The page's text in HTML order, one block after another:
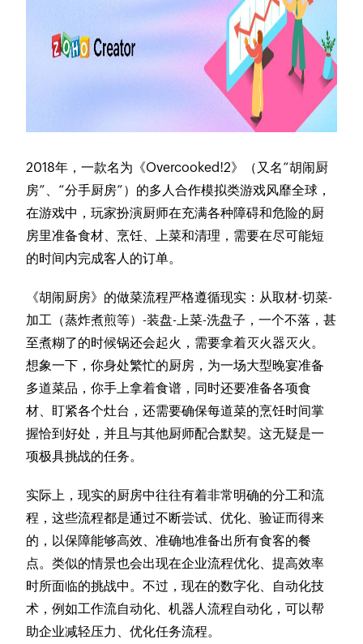
2018年，一款名为《Overcooked!2》（又名“胡闹厨
房”、“分手厨房”）的多人合作模拟类游戏风靡全球，
在游戏中，玩家扮演厨师在充满各种障碍和危险的厨
房里准备食材、烹饪、上菜和清理，需要在尽可能短
的时间内完成客人的订单。
《胡闹厨房》的做菜流程严格遵循现实：从取材-切菜-
加工（蒸炸煮煎等）-装盘-上菜-洗盘子，一个不落，甚
至煮糊了的时候锅还会起火，需要拿着灭火器灭火。
想象一下，你身处繁忙的厨房，为一场大型晚宴准备
多道菜品，你手上拿着食谱，同时还要准备各项食
材、盯紧各个灶台，还需要确保每道菜的烹饪时间掌
握恰到好处，并且与其他厨师配合默契。这无疑是一
项极具挑战的任务。
实际上，现实的厨房中往往有着非常明确的分工和流
程，这些流程都是通过不断尝试、优化、验证而得来
的，以保障能够高效、准确地准备出所有食客的餐
点。类似的情景也会出现在企业流程优化、提高效率
时所面临的挑战中。不过，现在的数字化、自动化技
术，例如工作流自动化、机器人流程自动化，可以帮
助企业减轻压力、优化任务流程。